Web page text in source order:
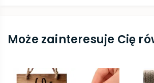
Może zainteresuje Cię